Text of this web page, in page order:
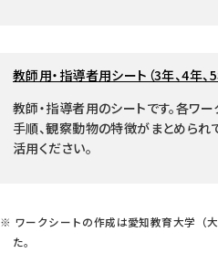
教師用・指導者用シート（3年、4年
教師・指導者用のシートです。各ワ
手順、観察動物の特徴がまとめられ
活用ください。
※ ワークシートの作成は愛知教育大学（
た。